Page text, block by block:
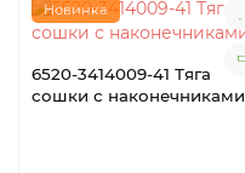
Новинка
6520-3414009-41 Тяга
сошки с наконечниками